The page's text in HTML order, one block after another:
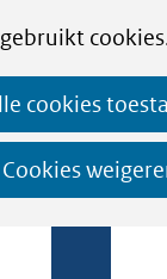
cookies
Cookies
Ga
naar
de